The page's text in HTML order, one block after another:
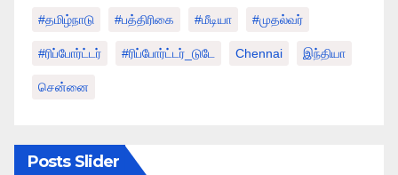
#தமிழ்நாடு #பத்திரிகை #மீடியா #முதல்வர்
#ரிப்போர்ட்டர் #ரிப்போர்ட்டர்_டுடே Chennai இந்தியா
சென்னை
Posts Slider